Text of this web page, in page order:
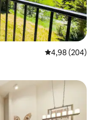
4,98 de uma
4,98 (204)